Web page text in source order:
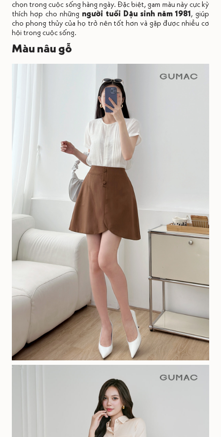
chọn trong cuộc sống hàng ngày. Đặc biệt, gam màu này cực kỳ
thích hợp cho những người tuổi Dậu sinh năm 1981, giúp
cho phong thủy của họ trở nên tốt hơn và gặp được nhiều cơ
hội trong cuộc sống.
Màu nâu gỗ